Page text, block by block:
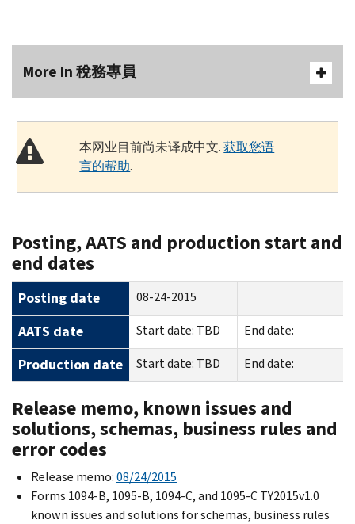
More In 稅務專員
本网业目前尚未译成中文.获取您语
言的帮助.
Posting, AATS and production start and
end dates
Posting date 08-24-2015
AATS date Start date: TBD End date:
Production date Start date: TBD End date:
Release memo, known issues and
solutions, schemas, business rules and
error codes
Release memo:08/24/2015
Forms 1094-B, 1095-B, 1094-C, and 1095-C TY2015v1.0
known issues and solutions for schemas, business rules